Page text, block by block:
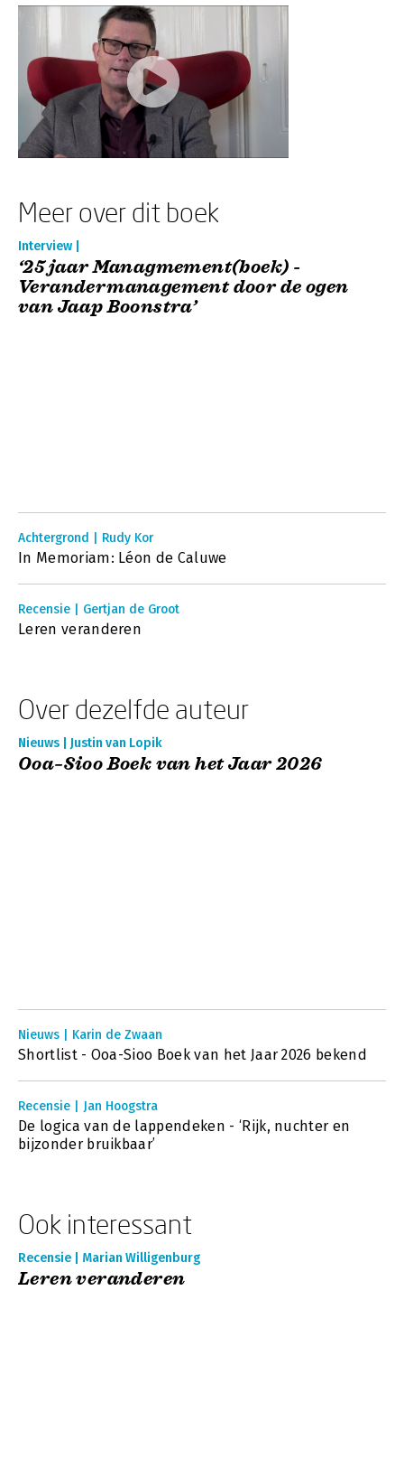
Meer over dit boek
Interview |
‘25 jaar Managmement(boek) -
Verandermanagement door de ogen
van Jaap Boonstra’
Achtergrond | Rudy Kor
In Memoriam: Léon de Caluwe
Recensie | Gertjan de Groot
Leren veranderen
Over dezelfde auteur
Nieuws | Justin van Lopik
Ooa–Sioo Boek van het Jaar 2026
Nieuws | Karin de Zwaan
Shortlist - Ooa-Sioo Boek van het Jaar 2026 bekend
Recensie | Jan Hoogstra
De logica van de lappendeken - ‘Rijk, nuchter en
bijzonder bruikbaar’
Ook interessant
Recensie | Marian Willigenburg
Leren veranderen